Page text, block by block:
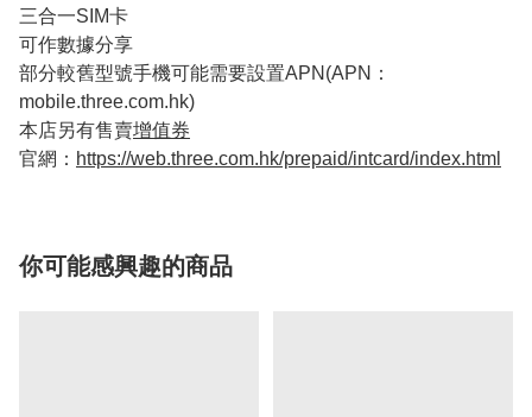
三合一SIM卡
可作數據分享
部分較舊型號手機可能需要設置APN(APN：
mobile.three.com.hk)
本店另有售賣增值券
官網： https://web.three.com.hk/prepaid/intcard/index.html
你可能感興趣的商品